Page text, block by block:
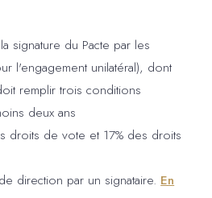
signature du Pacte par les
l'engagement unilatéral), dont
remplir trois conditions
deux ans
droits de vote et 17% des droits
direction par un signataire. En